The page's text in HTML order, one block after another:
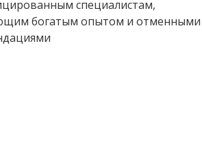
специалистам,
богатым опытом и отменными